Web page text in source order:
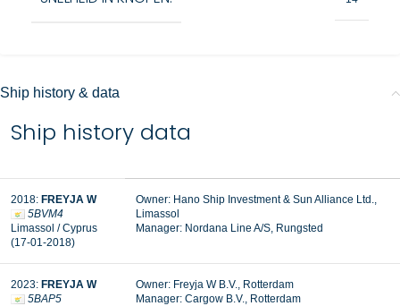
Ship history & data
Ship history data
2018: FREYJA W
5BVM4
Limassol / Cyprus
(17-01-2018)
Owner: Hano Ship Investment & Sun Alliance Ltd.,
Limassol
Manager: Nordana Line A/S, Rungsted
2023: FREYJA W
5BAP5
Owner: Freyja W B.V., Rotterdam
Manager: Cargow B.V., Rotterdam